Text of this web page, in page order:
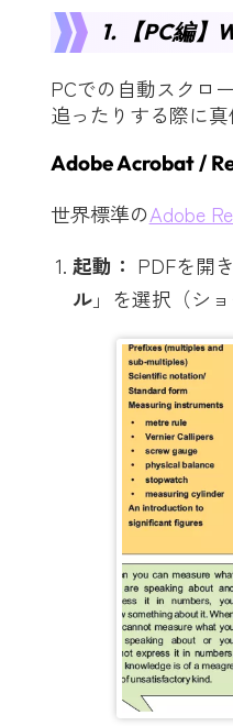
1. 【PC編】
PCでの自動スクロ
追ったりする際に真
Adobe Acrobat /
世界標準のAdobe
起動： PDFを開
ル」を選択（シ